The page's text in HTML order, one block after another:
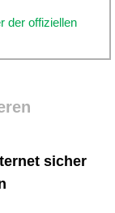
der offiziellen
sicher